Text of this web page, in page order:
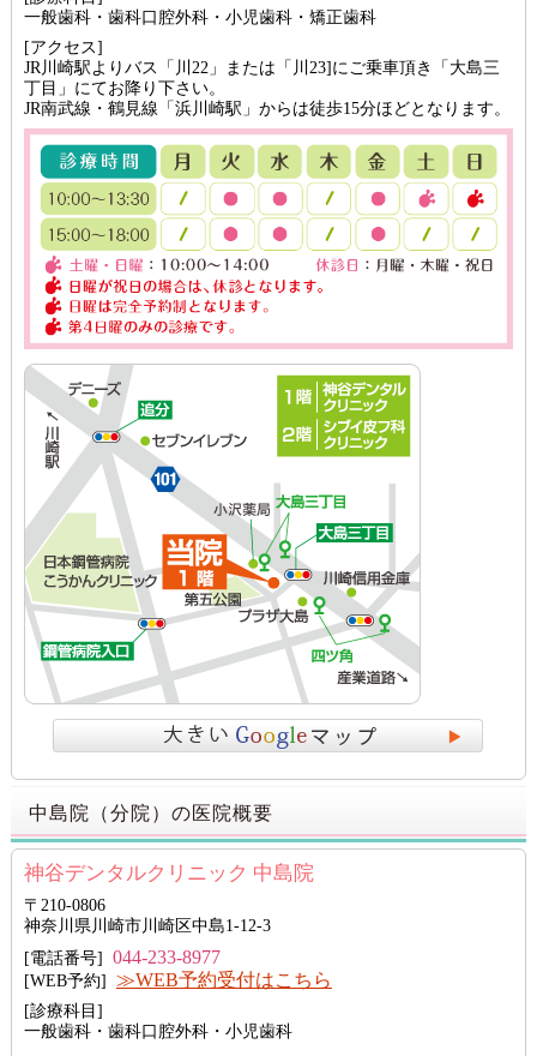
一般歯科・歯科口腔外科・小児歯科・矯正歯科
[アクセス]
JR川崎駅よりバス「川22」または「川23]にご乗車頂き「大島三
丁目」にてお降り下さい。
JR南武線・鶴見線「浜川崎駅」からは徒歩15分ほどとなります。
中島院（分院）の医院概要
神谷デンタルクリニック 中島院
〒210-0806
神奈川県川崎市川崎区中島1-12-3
[電話番号] 044-233-8977
[WEB予約] ≫WEB予約受付はこちら
[診療科目]
一般歯科・歯科口腔外科・小児歯科